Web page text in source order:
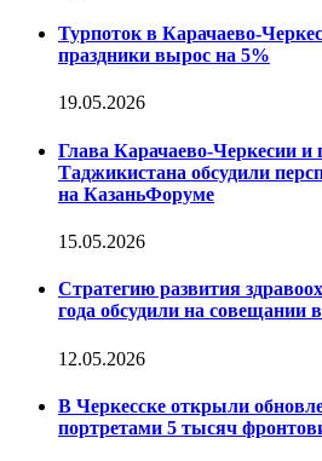
Турпоток в Карачаево-
праздники вырос на 5%
19.05.2026
Глава Карачаево-Черкесии и
Таджикистана обсудили
на КазаньФоруме
15.05.2026
Стратегию развития
года обсудили на совещании
12.05.2026
В Черкесске открыли
портретами 5 тысяч